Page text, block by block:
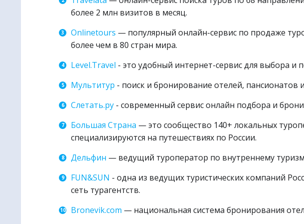
🌏
более 2 млн визитов в месяц.
Onlinetours — популярный онлайн-сервис по продаже
более чем в 80 стран мира.
Level.Travel - это удобный интернет-сервис для выбора и
Мультитур - поиск и бронирование отелей, пансионатов
Слетать.ру - современный сервис онлайн подбора и
Большая Страна — это сообщество 140+ локальных
специализируются на путешествиях по России.
Дельфин — ведущий туроператор по внутреннему
FUN&SUN - одна из ведущих туристических компаний
сеть турагентств.
Bronevik.com — национальная система бронирования